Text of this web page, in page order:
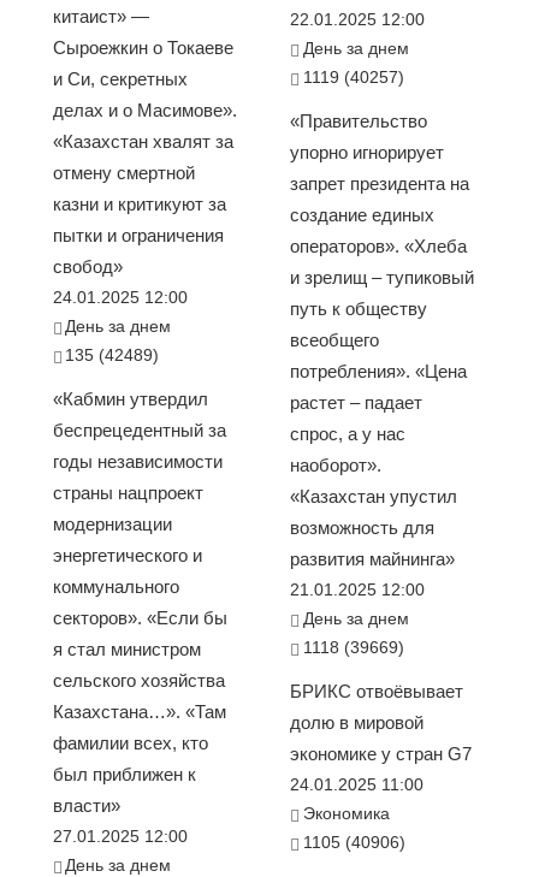
китаист» —
Сыроежкин о Токаеве
и Си, секретных
делах и о Масимове».
«Казахстан хвалят за
отмену смертной
казни и критикуют за
пытки и ограничения
свобод»
24.01.2025 12:00
День за днем
135 (42489)
«Кабмин утвердил
беспрецедентный за
годы независимости
страны нацпроект
модернизации
энергетического и
коммунального
секторов». «Если бы
я стал министром
сельского хозяйства
Казахстана…». «Там
фамилии всех, кто
был приближен к
власти»
27.01.2025 12:00
День за днем
22.01.2025 12:00
День за днем
1119 (40257)
«Правительство
упорно игнорирует
запрет президента на
создание единых
операторов». «Хлеба
и зрелищ – тупиковый
путь к обществу
всеобщего
потребления». «Цена
растет – падает
спрос, а у нас
наоборот».
«Казахстан упустил
возможность для
развития майнинга»
21.01.2025 12:00
День за днем
1118 (39669)
БРИКС отвоёвывает
долю в мировой
экономике у стран G7
24.01.2025 11:00
Экономика
1105 (40906)